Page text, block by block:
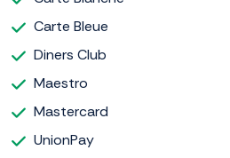
Carte Bleue
Diners Club
Maestro
Mastercard
UnionPay